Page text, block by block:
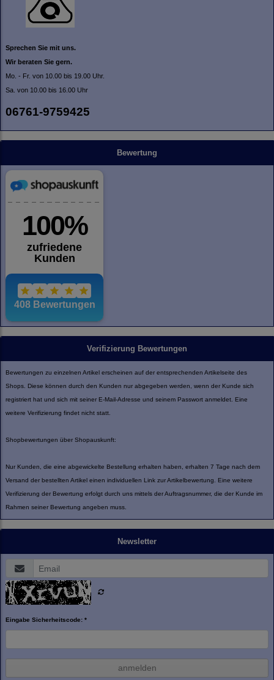
Sprechen Sie mit uns.
Wir beraten Sie gern.
Mo. - Fr. von 10.00 bis 19.00 Uhr.
Sa. von 10.00 bis 16.00 Uhr
06761-9759425
Bewertung
Verifizierung Bewertungen
Bewertungen zu einzelnen Artikel erscheinen auf der entsprechenden Artikelseite des
Shops. Diese können durch den Kunden nur abgegeben werden, wenn der Kunde sich
registriert hat und sich mit seiner E-Mail-Adresse und seinem Passwort anmeldet. Eine
weitere Verifizierung findet nicht statt.
Shopbewertungen über Shopauskunft:
Nur Kunden, die eine abgewickelte Bestellung erhalten haben, erhalten 7 Tage nach dem
Versand der bestellten Artikel einen individuellen Link zur Artikelbewertung. Eine weitere
Verifizierung der Bewertung erfolgt durch uns mittels der Auftragsnummer, die der Kunde im
Rahmen seiner Bewertung angeben muss.
Newsletter
Eingabe Sicherheitscode: *
anmelden